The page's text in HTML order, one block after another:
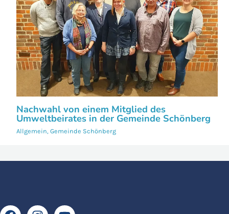
Nachwahl von einem Mitglied des
Umweltbeirates in der Gemeinde Schönberg
Allgemein,Gemeinde Schönberg